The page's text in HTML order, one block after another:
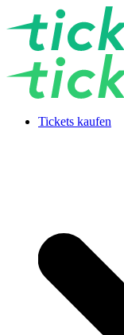
Tickets kaufen